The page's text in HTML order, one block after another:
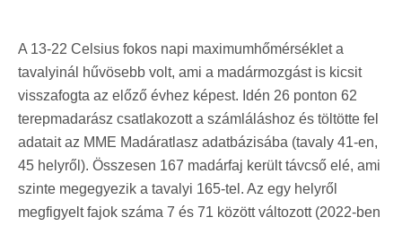
A 13-22 Celsius fokos napi maximumhőmérséklet a
tavalyinál hűvösebb volt, ami a madármozgást is kicsit
visszafogta az előző évhez képest. Idén 26 ponton 62
terepmadarász csatlakozott a számláláshoz és töltötte fel
adatait az MME Madáratlasz adatbázisába (tavaly 41-en,
45 helyről). Összesen 167 madárfaj került távcső elé, ami
szinte megegyezik a tavalyi 165-tel. Az egy helyről
megfigyelt fajok száma 7 és 71 között változott (2022-ben